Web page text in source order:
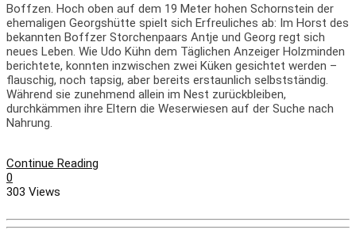
Boffzen. Hoch oben auf dem 19 Meter hohen Schornstein der
ehemaligen Georgshütte spielt sich Erfreuliches ab: Im Horst des
bekannten Boffzer Storchenpaars Antje und Georg regt sich
neues Leben. Wie Udo Kühn dem Täglichen Anzeiger Holzminden
berichtete, konnten inzwischen zwei Küken gesichtet werden –
flauschig, noch tapsig, aber bereits erstaunlich selbstständig.
Während sie zunehmend allein im Nest zurückbleiben,
durchkämmen ihre Eltern die Weserwiesen auf der Suche nach
Nahrung.
Continue Reading
0
303 Views